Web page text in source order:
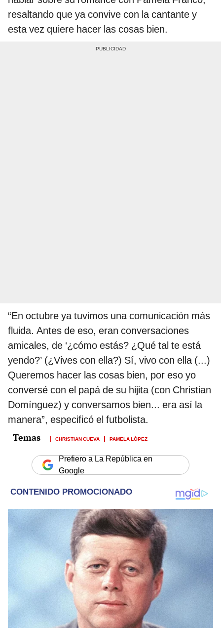
resaltando que ya convive con la cantante y
esta vez quiere hacer las cosas bien.
“En octubre ya tuvimos una comunicación más
fluida. Antes de eso, eran conversaciones
amicales, de ‘¿cómo estás? ¿Qué tal te está
yendo?’ (¿Vives con ella?) Sí, vivo con ella (...)
Queremos hacer las cosas bien, por eso yo
conversé con el papá de su hijita (con Christian
Domínguez) y conversamos bien... era así la
manera”, especificó el futbolista.
CHRISTIAN CUEVA PAMELA LÓPEZ
Prefiero a La República en
Google